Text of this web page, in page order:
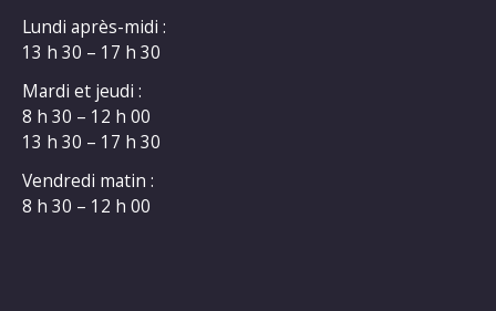
Lundi après-midi :
13 h 30 – 17 h 30
Mardi et jeudi :
8 h 30 – 12 h 00
13 h 30 – 17 h 30
Vendredi matin :
8 h 30 – 12 h 00